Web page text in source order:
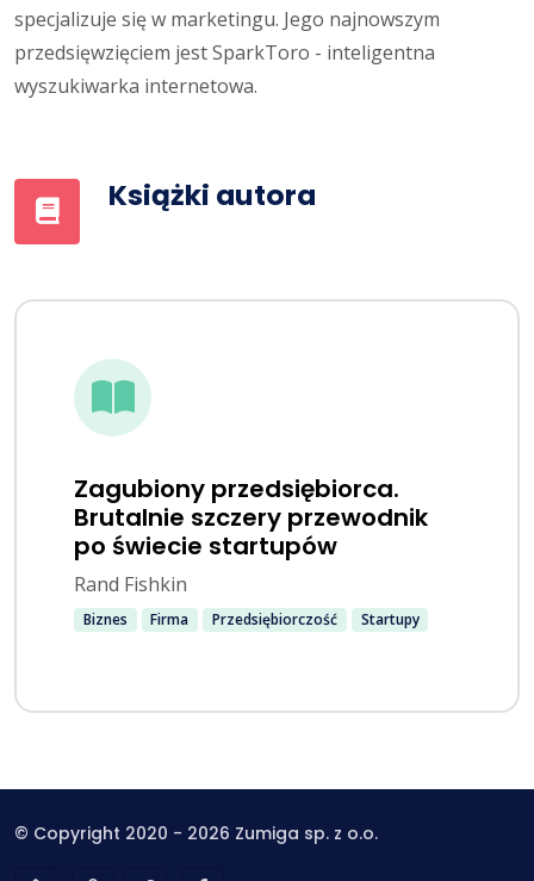
specjalizuje się w marketingu. Jego najnowszym
przedsięwzięciem jest SparkToro - inteligentna
wyszukiwarka internetowa.
Książki autora
Zagubiony przedsiębiorca.
Brutalnie szczery przewodnik
po świecie startupów
Rand Fishkin
Biznes Firma Przedsiębiorczość Startupy
© Copyright 2020 - 2026 Zumiga sp. z o.o.